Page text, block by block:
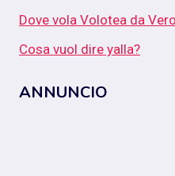
Dove vola Volotea da
Cosa vuol dire yalla?
ANNUNCIO